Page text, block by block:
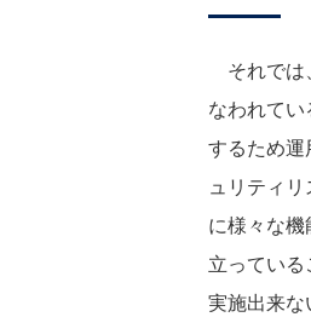
それでは
なわれて
するため
ュリティ
に様々な
立ってい
実施出来な